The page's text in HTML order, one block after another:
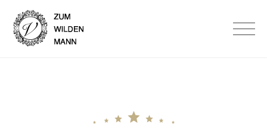
content
Hotel Garni Zum Wilden